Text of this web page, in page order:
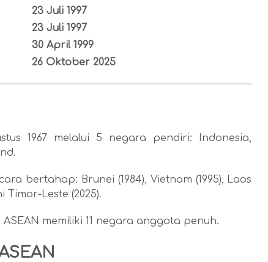
23 Juli 1997
23 Juli 1997
30 April 1999
26 Oktober 2025
1967 melalui 5 negara pendiri: Indonesia,
bertahap: Brunei (1984), Vietnam (1995), Laos
Timor-Leste (2025).
memiliki 11 negara anggota penuh.